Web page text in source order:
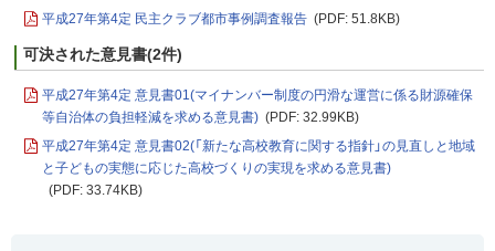
平成27年第4定 民主クラブ都市事例調査報告 (PDF: 51.8KB)
可決された意見書(2件)
平成27年第4定 意見書01(マイナンバー制度の円滑な運営に係る財源確保
等自治体の負担軽減を求める意見書) (PDF: 32.99KB)
平成27年第4定 意見書02(「新たな高校教育に関する指針」の見直しと地域
と子どもの実態に応じた高校づくりの実現を求める意見書)
(PDF: 33.74KB)